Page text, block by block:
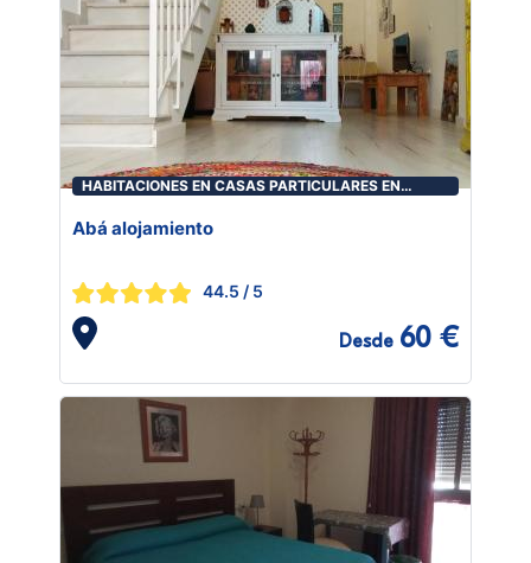
HABITACIONES EN CASAS PARTICULARES EN
Abá alojamiento
44.5 / 5
Desde 60 €